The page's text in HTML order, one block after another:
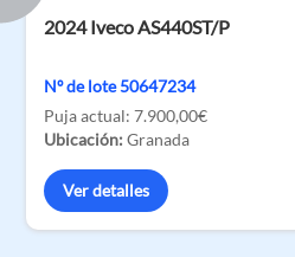
2024 Iveco AS440ST/P
Nº de lote 50647234
Puja actual: 7.900,00€
Ubicación: Granada
Ver detalles